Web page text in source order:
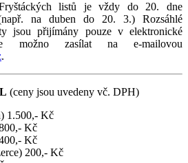
listů je vždy do 20. dne
na duben do 20. 3.) Rozsáhlé
jsou přijímány pouze v elektronické
možno zasílat na e-mailovou
.
(ceny jsou uvedeny vč. DPH)
1.500,- Kč
Kč
Kč
200,- Kč